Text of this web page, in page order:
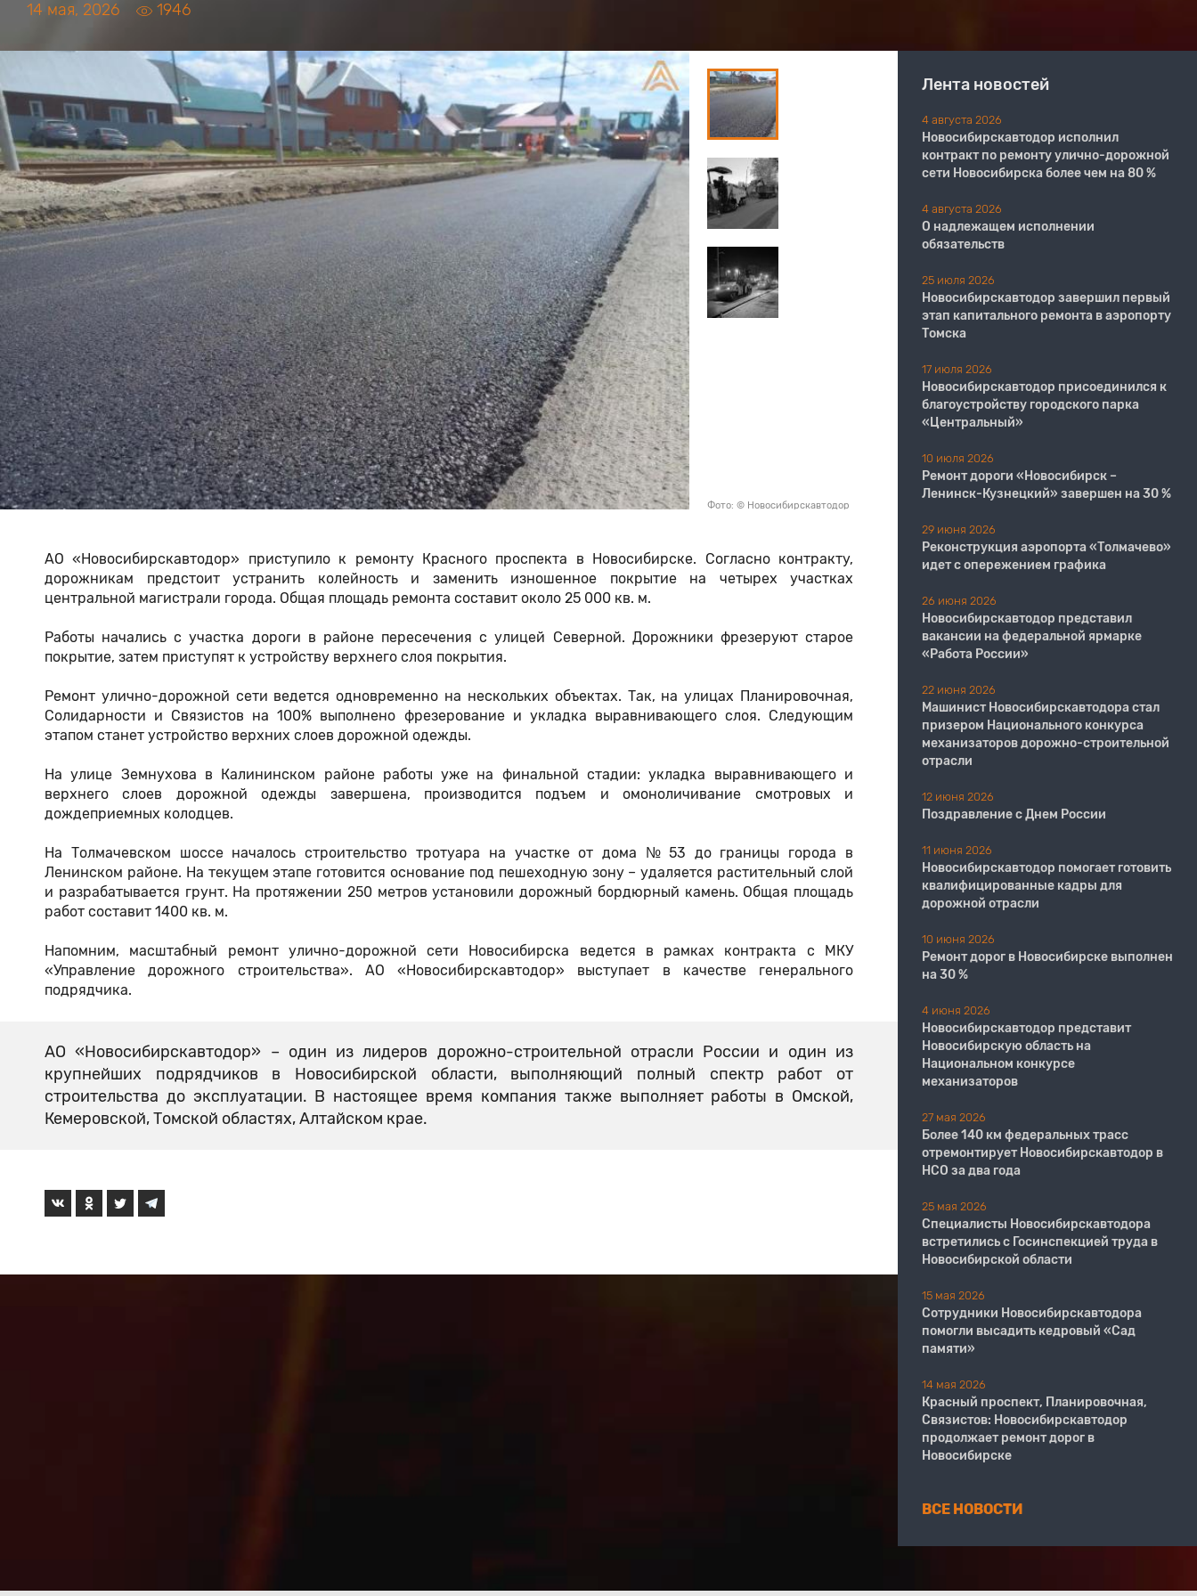
14 мая, 2026 1946
Фото: © Новосибирскавтодор
АО «Новосибирскавтодор» приступило к ремонту Красного проспекта в Новосибирске. Согласно контракту,
дорожникам предстоит устранить колейность и заменить изношенное покрытие на четырех участках
центральной магистрали города. Общая площадь ремонта составит около 25 000 кв. м.
Работы начались с участка дороги в районе пересечения с улицей Северной. Дорожники фрезеруют старое
покрытие, затем приступят к устройству верхнего слоя покрытия.
Ремонт улично-дорожной сети ведется одновременно на нескольких объектах. Так, на улицах Планировочная,
Солидарности и Связистов на 100% выполнено фрезерование и укладка выравнивающего слоя. Следующим
этапом станет устройство верхних слоев дорожной одежды.
На улице Земнухова в Калининском районе работы уже на финальной стадии: укладка выравнивающего и
верхнего слоев дорожной одежды завершена, производится подъем и омоноличивание смотровых и
дождеприемных колодцев.
На Толмачевском шоссе началось строительство тротуара на участке от дома № 53 до границы города в
Ленинском районе. На текущем этапе готовится основание под пешеходную зону – удаляется растительный слой
и разрабатывается грунт. На протяжении 250 метров установили дорожный бордюрный камень. Общая площадь
работ составит 1400 кв. м.
Напомним, масштабный ремонт улично-дорожной сети Новосибирска ведется в рамках контракта с МКУ
«Управление дорожного строительства». АО «Новосибирскавтодор» выступает в качестве генерального
подрядчика.
АО «Новосибирскавтодор» – один из лидеров дорожно-строительной отрасли России и один из
крупнейших подрядчиков в Новосибирской области, выполняющий полный спектр работ от
строительства до эксплуатации. В настоящее время компания также выполняет работы в Омской,
Кемеровской, Томской областях, Алтайском крае.
Лента новостей
4 августа 2026
Новосибирскавтодор исполнил
контракт по ремонту улично-дорожной
сети Новосибирска более чем на 80 %
4 августа 2026
О надлежащем исполнении
обязательств
25 июля 2026
Новосибирскавтодор завершил первый
этап капитального ремонта в аэропорту
Томска
17 июля 2026
Новосибирскавтодор присоединился к
благоустройству городского парка
«Центральный»
10 июля 2026
Ремонт дороги «Новосибирск –
Ленинск-Кузнецкий» завершен на 30 %
29 июня 2026
Реконструкция аэропорта «Толмачево»
идет с опережением графика
26 июня 2026
Новосибирскавтодор представил
вакансии на федеральной ярмарке
«Работа России»
22 июня 2026
Машинист Новосибирскавтодора стал
призером Национального конкурса
механизаторов дорожно-строительной
отрасли
12 июня 2026
Поздравление с Днем России
11 июня 2026
​​​​​​​Новосибирскавтодор помогает готовить
квалифицированные кадры для
дорожной отрасли
10 июня 2026
Ремонт дорог в Новосибирске выполнен
на 30 %
4 июня 2026
Новосибирскавтодор представит
Новосибирскую область на
Национальном конкурсе
механизаторов
27 мая 2026
Более 140 км федеральных трасс
отремонтирует Новосибирскавтодор в
НСО за два года
25 мая 2026
Специалисты Новосибирскавтодора
встретились с Госинспекцией труда в
Новосибирской области
15 мая 2026
Сотрудники Новосибирскавтодора
помогли высадить кедровый «Сад
памяти»
14 мая 2026
Красный проспект, Планировочная,
Связистов: Новосибирскавтодор
продолжает ремонт дорог в
Новосибирске
ВСЕ НОВОСТИ